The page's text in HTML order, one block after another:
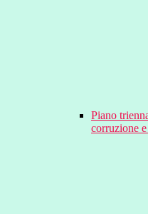
Piano
corruzione